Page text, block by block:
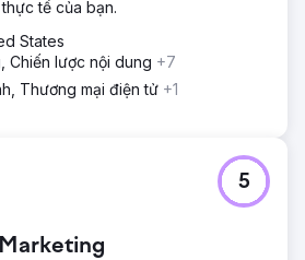
tế của bạn.
States
Chiến lược nội dung +7
Thương mại điện tử +1
5